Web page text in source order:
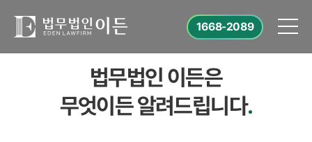
1668-2089
법무법인 이든은
무엇이든 알려드립니다.